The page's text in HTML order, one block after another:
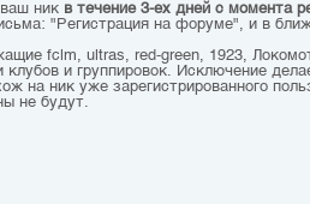
ник в течение 3-ех дней с момента
"Регистрация на форуме", и в
fclm, ultras, red-green, 1923,
и группировок. Исключение
на ник уже зарегистрированного
не будут.